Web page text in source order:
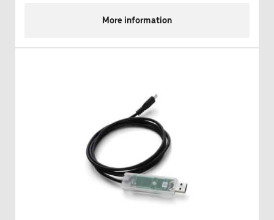
More information